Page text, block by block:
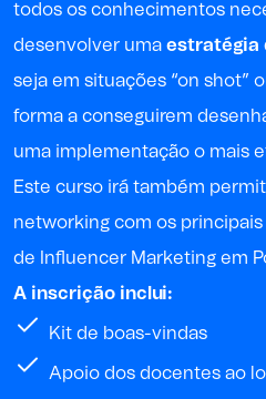
todos os conhecimentos
desenvolver uma estratégia
seja em situações “on shot”
forma a conseguirem
uma implementação o mais
Este curso irá também
networking com os
de Influencer Marketing em
A inscrição inclui:
Kit de boas-vindas
Apoio dos docentes ao